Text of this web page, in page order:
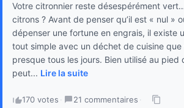
Votre citronnier reste désespérément
citrons ? Avant de penser qu’il est « nul »
dépenser une fortune en engrais, il existe
tout simple avec un déchet de cuisine que
presque tous les jours. Bien utilisé au pied
peut... Lire la suite
170 votes · 21 commentaires ·